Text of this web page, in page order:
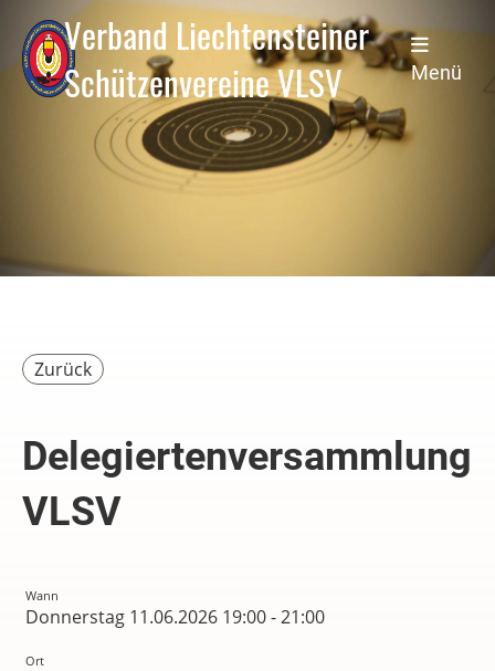
Verband Liechtensteiner
Schützenvereine VLSV
Menü
Zurück
Delegiertenversammlung
VLSV
Wann
Donnerstag 11.06.2026 19:00 - 21:00
Ort